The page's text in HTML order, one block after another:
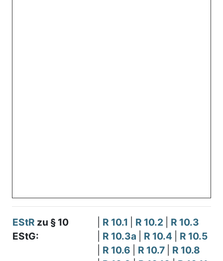
EStR zu § 10
EStG:
R 10.1 R 10.2
R 10.3
R 10.3a R 10.4
R 10.5
R 10.6 R 10.7
R 10.8